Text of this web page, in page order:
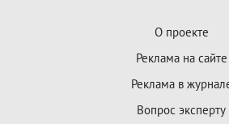
О проекте
Реклама на сайте
Реклама в
Вопрос эксперту